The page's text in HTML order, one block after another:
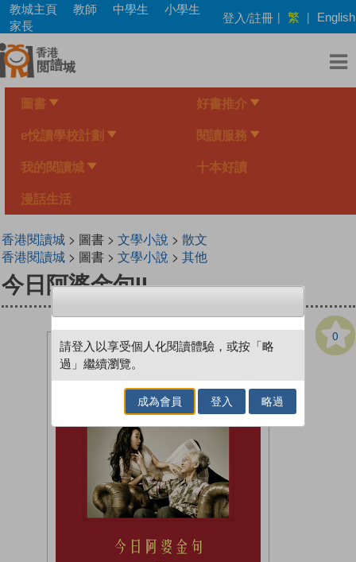
Skip
main
content
教城主頁 教師 中學生
小學生
家長
登入/註冊 | 繁 | English
圖書 好書推介
e悅讀學校計劃 閱讀服務
我的閱讀城 十本好讀
漫話生活
香港閱讀城> 圖書 > 文學小說 > 散文
香港閱讀城> 圖書 > 文學小說 > 其他
今日阿婆金句II
0
請登入以享受個人化閱讀體驗，或按「略
過」繼續瀏覽。
成為會員 登入 略過